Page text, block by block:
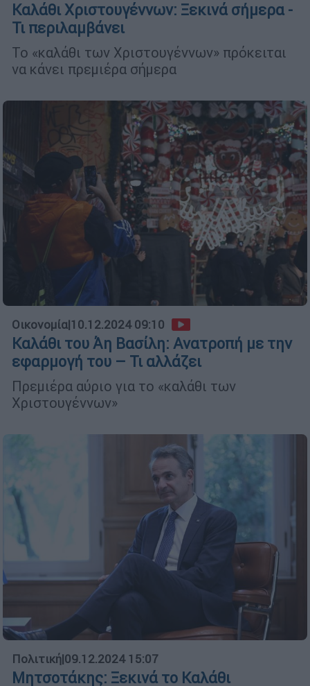
Καλάθι Χριστουγέννων: Ξεκινά σήμερα -
Τι περιλαμβάνει
Το «καλάθι των Χριστουγέννων» πρόκειται
να κάνει πρεμιέρα σήμερα
Οικονομία|10.12.2024 09:10
Καλάθι του Άη Βασίλη: Ανατροπή με την
εφαρμογή του – Τι αλλάζει
Πρεμιέρα αύριο για το «καλάθι των
Χριστουγέννων»
Πολιτική|09.12.2024 15:07
Μητσοτάκης: Ξεκινά το Καλάθι